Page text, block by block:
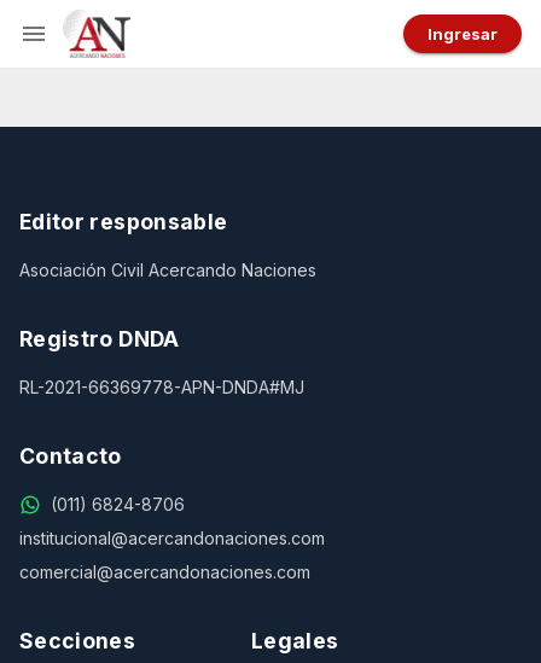
Ingresar
Editor responsable
Asociación Civil Acercando Naciones
Registro DNDA
RL-2021-66369778-APN-DNDA#MJ
Contacto
(011) 6824-8706
institucional@acercandonaciones.com
comercial@acercandonaciones.com
Secciones Legales